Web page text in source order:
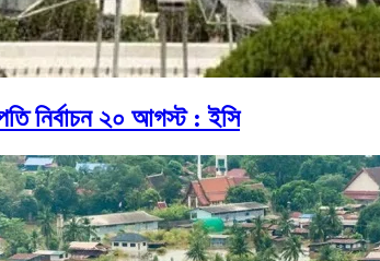
নির্বাচন ২০ আগস্ট : ইসি